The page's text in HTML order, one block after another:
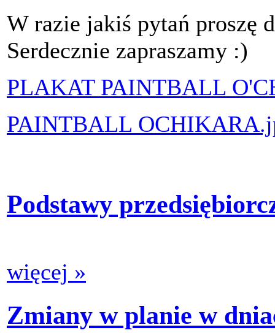
W razie jakiś pytań proszę
Serdecznie zapraszamy :)
PLAKAT PAINTBALL
PAINTBALL
Podstawy
więcej »
Zmiany w planie w